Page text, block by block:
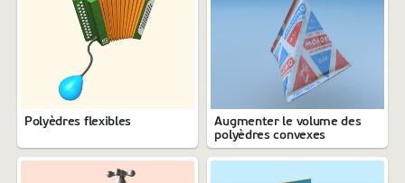
Polyèdres flexibles
Augmenter le volume des
polyèdres convexes